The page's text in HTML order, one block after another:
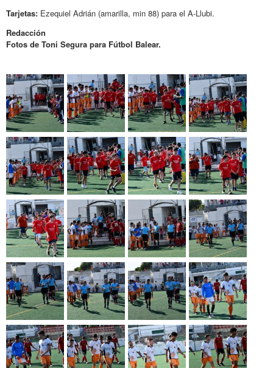
Tarjetas: Ezequiel Adrián (amarilla, min 88) para el A-Llubi.
Redacción
Fotos de Toni Segura para Fútbol Balear.